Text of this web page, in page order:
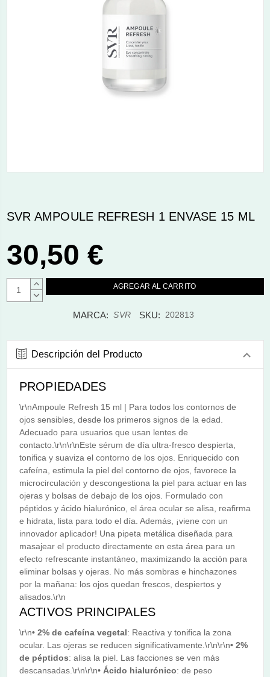
SVR AMPOULE REFRESH 1 ENVASE 15 ML
30,50 €
AUMENTAR
CANTIDAD:
DISMINUIR
MARCA: SVR SKU: 202813
Descripción del Producto
PROPIEDADES
\r\nAmpoule Refresh 15 ml | Para todos los contornos de
ojos sensibles, desde los primeros signos de la edad.
Adecuado para usuarios que usan lentes de
contacto.\r\n\r\nEste sérum de día ultra-fresco despierta,
tonifica y suaviza el contorno de los ojos. Enriquecido con
cafeína, estimula la piel del contorno de ojos, favorece la
microcirculación y descongestiona la piel para actuar en las
ojeras y bolsas de debajo de los ojos. Formulado con
péptidos y ácido hialurónico, el área ocular se alisa, reafirma
e hidrata, lista para todo el día. Además, ¡viene con un
innovador aplicador! Una pipeta metálica diseñada para
masajear el producto directamente en esta área para un
efecto refrescante instantáneo, maximizando la acción para
eliminar bolsas y ojeras. No más sombras e hinchazones
por la mañana: los ojos quedan frescos, despiertos y
alisados.\r\n
ACTIVOS PRINCIPALES
\r\n• 2% de cafeína vegetal: Reactiva y tonifica la zona
ocular. Las ojeras se reducen significativamente.\r\n\r\n• 2%
de péptidos: alisa la piel. Las facciones se ven más
descansadas.\r\n\r\n• Ácido hialurónico: de peso